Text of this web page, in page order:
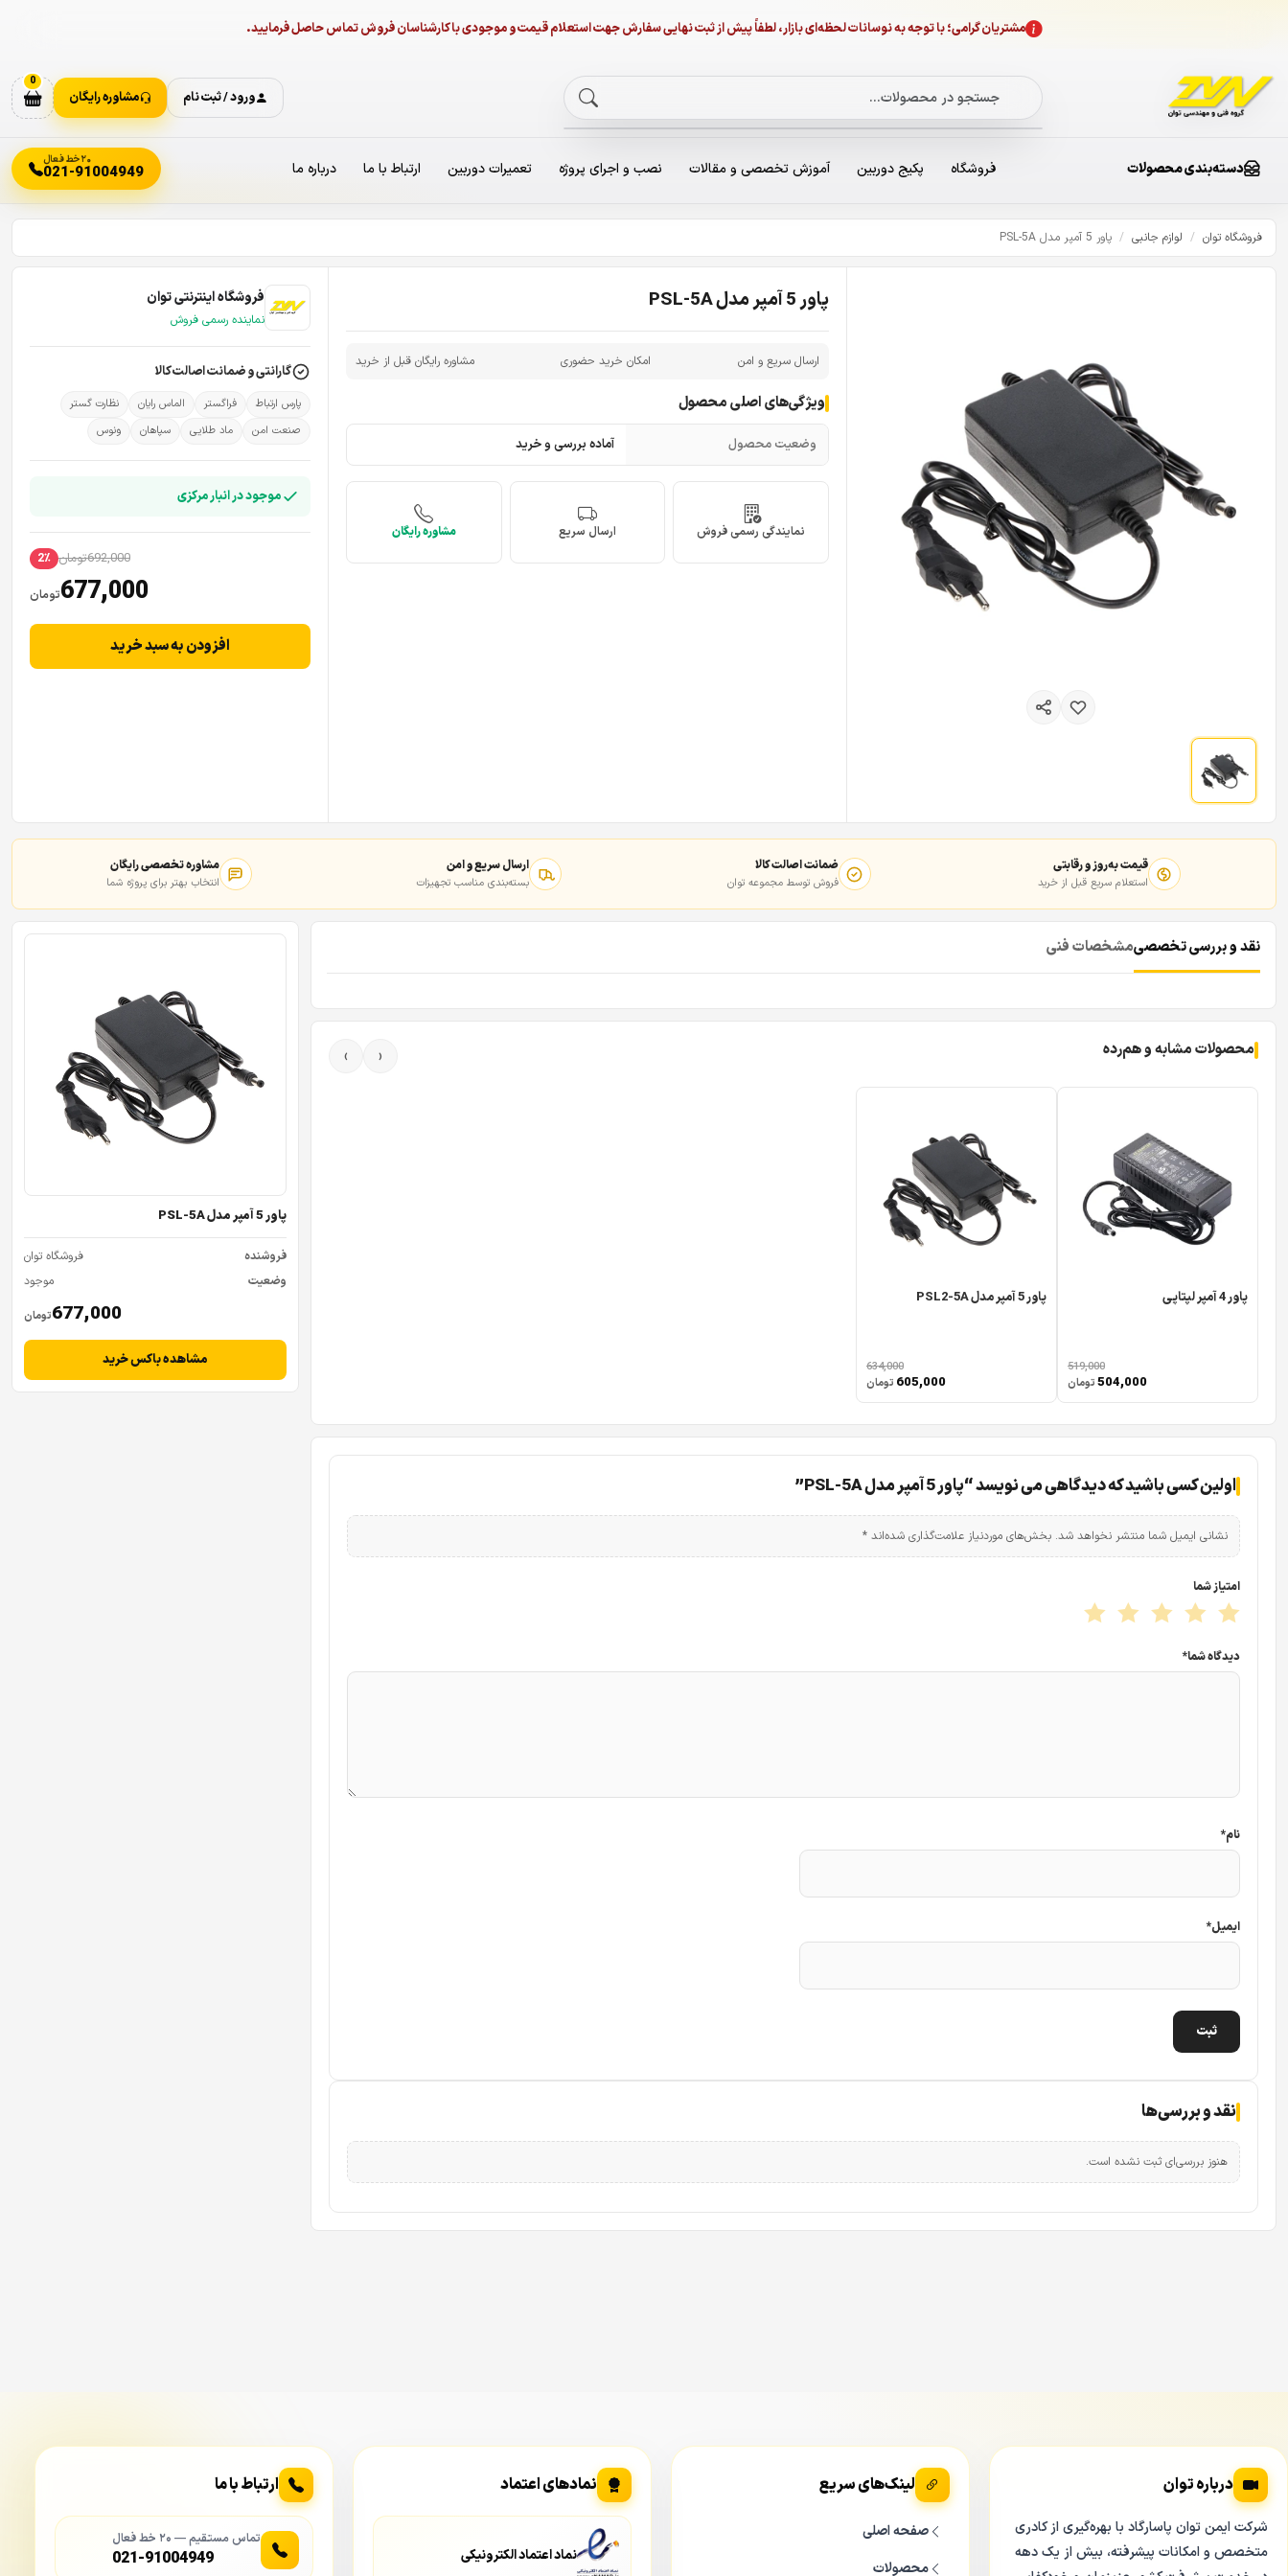
مشتریان گرامی؛ با توجه به نوسانات لحظه‌ای بازار، لطفاً پیش از ثبت نهایی سفارش جهت استعلام قیمت و موجودی با کارشناسان فروش تماس حاصل فرمایید.
ورود / ثبت نام مشاوره رایگان
0
دسته‌بندی محصولات فروشگاه پکیج دوربین آموزش تخصصی و مقالات نصب و اجرای پروژه تعمیرات دوربین ارتباط با ما درباره ما ۲۰ خط فعال
021-91004949
فروشگاه توان / لوازم جانبی / پاور 5 آمپر مدل PSL-5A
پاور 5 آمپر مدل PSL-5A
ارسال سریع و امن امکان خرید حضوری مشاوره رایگان قبل از خرید
ویژگی‌های اصلی محصول
وضعیت محصول آماده بررسی و خرید
نمایندگی رسمی فروش ارسال سریع مشاوره رایگان
فروشگاه اینترنتی توان
نماینده رسمی فروش
گارانتی و ضمانت اصالت کالا
پارس ارتباط فراگستر الماس رایان
نظارت گستر
صنعت امن
ماد طلایی سپاهان ونوس
موجود در انبار مرکزی
692,000تومان 2٪
677,000تومان
افزودن به سبد خرید
قیمت به‌روز و رقابتی
استعلام سریع قبل از خرید
ضمانت اصالت کالا
فروش توسط مجموعه توان
ارسال سریع و امن
بسته‌بندی مناسب تجهیزات
مشاوره تخصصی رایگان
انتخاب بهتر برای پروژه شما
نقد و بررسی تخصصیمشخصات فنی
محصولات مشابه و هم‌رده ‹
›
پاور 4 آمپر لپتاپی
519,000
504,000تومان
پاور 5 آمپر مدل PSL2-5A
634,000
605,000 تومان
نقد و بررسی‌ها
هنوز بررسی‌ای ثبت نشده است.
اولین کسی باشید که دیدگاهی می نویسد “پاور 5 آمپر مدل PSL-5A”
نشانی ایمیل شما منتشر نخواهد شد. بخش‌های موردنیاز علامت‌گذاری شده‌اند *
امتیاز شما
دیدگاه شما*
نام*
ایمیل*
پاور 5 آمپر مدل PSL-5A
فروشنده
فروشگاه توان
وضعیت
موجود
677,000تومان
مشاهده باکس خرید
درباره توان
شرکت ایمن توان پاسارگاد با بهره‌گیری از کادری
متخصص و امکانات پیشرفته، بیش از یک دهه
لینک‌های سریع
صفحه اصلی
محصولات
نمادهای اعتماد
نماد اعتماد الکترونیکی
ارتباط با ما
تماس مستقیم — ۲۰ خط فعال
021-91004949